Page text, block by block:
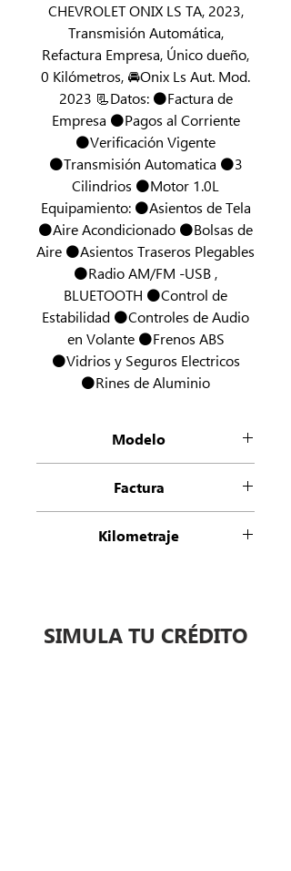
CHEVROLET ONIX LS TA, 2023,
Transmisión Automática,
Refactura Empresa, Único dueño,
0 Kilómetros, 🚘Onix Ls Aut. Mod.
2023 📃Datos: ⚫Factura de
Empresa ⚫Pagos al Corriente
⚫Verificación Vigente
⚫Transmisión Automatica ⚫3
Cilindrios ⚫Motor 1.0L
Equipamiento: ⚫Asientos de Tela
⚫Aire Acondicionado ⚫Bolsas de
Aire ⚫Asientos Traseros Plegables
⚫Radio AM/FM -USB ,
BLUETOOTH ⚫Control de
Estabilidad ⚫Controles de Audio
en Volante ⚫Frenos ABS
⚫Vidrios y Seguros Electricos
⚫Rines de Aluminio
Modelo
Factura
Kilometraje
SIMULA TU CRÉDITO